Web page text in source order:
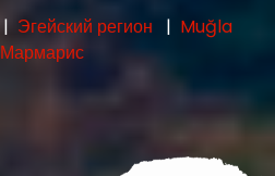
Эгейский регион
Muğla
Мармарис